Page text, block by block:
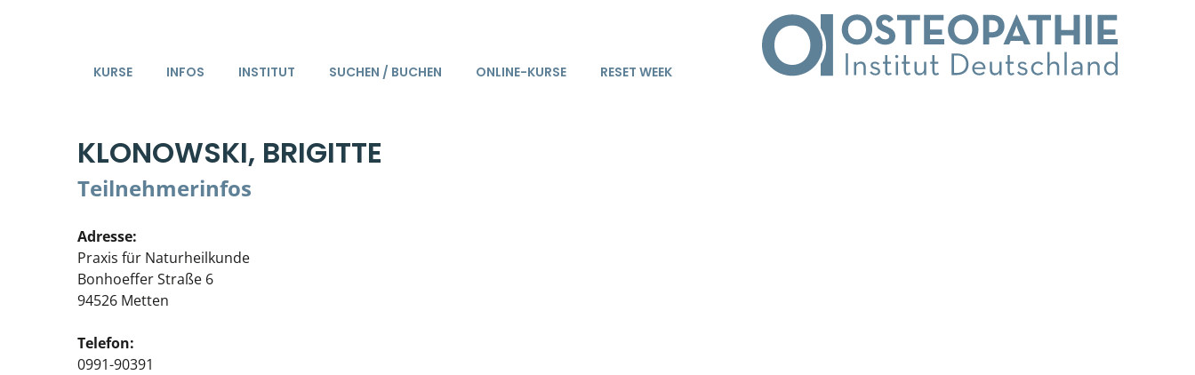
KURSE INFOS INSTITUT SUCHEN / BUCHEN ONLINE-KURSE RESET WEEK
KLONOWSKI, BRIGITTE
Teilnehmerinfos
Adresse:
Praxis für Naturheilkunde
Bonhoeffer Straße 6
94526 Metten
Telefon:
0991-90391